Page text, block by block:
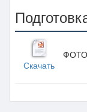
Скачать